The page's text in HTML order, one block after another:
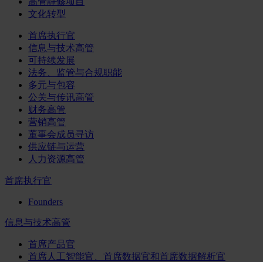
文化转型
首席执行官
信息与技术高管
可持续发展
法务、监管与合规职能
多元与包容
公关与传讯高管
财务高管
营销高管
董事会成员寻访
供应链与运营
人力资源高管
首席执行官
Founders
信息与技术高管
首席产品官
首席人工智能官、首席数据官和首席数据解析官